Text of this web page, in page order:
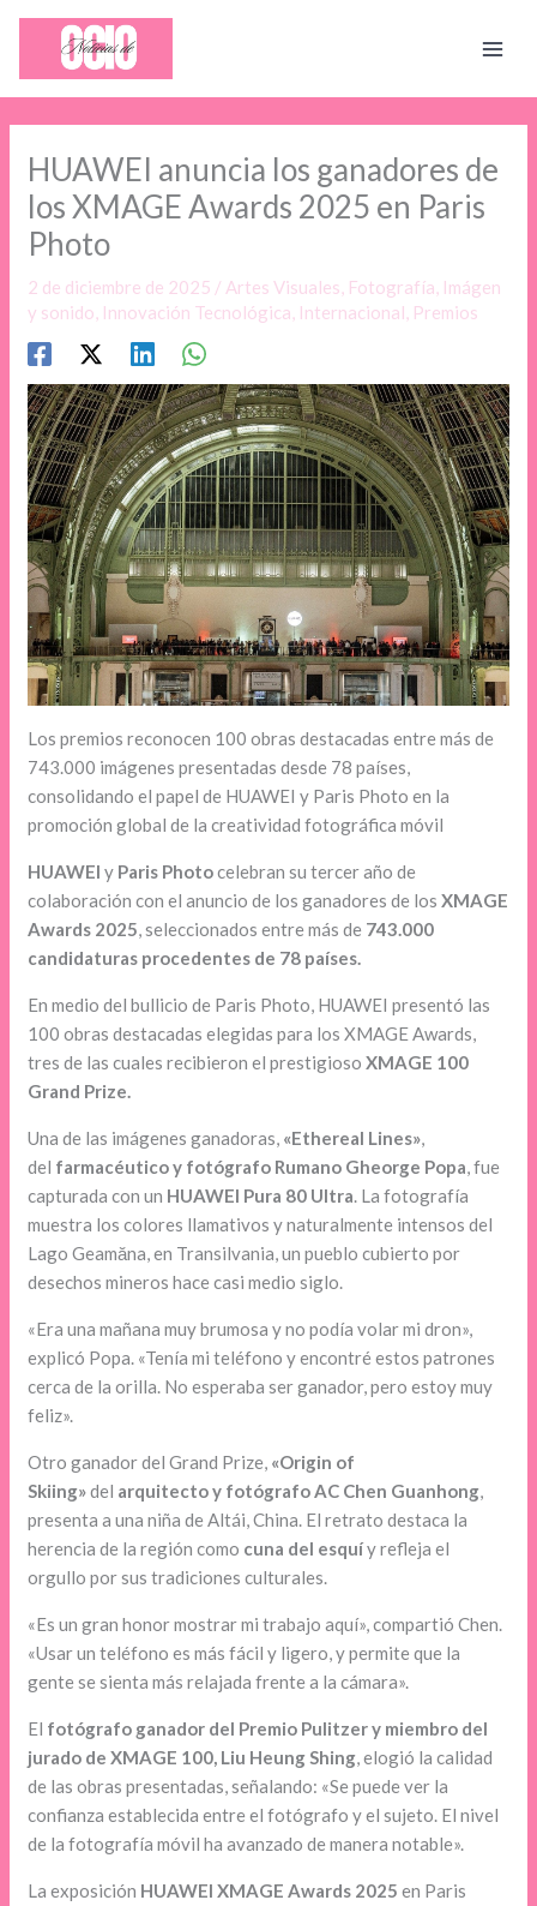
contenido
HUAWEI anuncia los ganadores de
los XMAGE Awards 2025 en Paris
Photo
2 de diciembre de 2025 / Artes Visuales, Fotografía, Imágen
y sonido, Innovación Tecnológica, Internacional, Premios
Los premios reconocen 100 obras destacadas entre más de
743.000 imágenes presentadas desde 78 países,
consolidando el papel de HUAWEI y Paris Photo en la
promoción global de la creatividad fotográfica móvil
HUAWEI y Paris Photocelebran su tercer año de
colaboración con el anuncio de los ganadores de losXMAGE
Awards 2025, seleccionados entre más de 743.000
candidaturas procedentes de 78 países.
En medio del bullicio de Paris Photo, HUAWEI presentó las
100 obras destacadas elegidas para los XMAGE Awards,
tres de las cuales recibieron el prestigiosoXMAGE 100
Grand Prize.
Una de las imágenes ganadoras, «Ethereal Lines»,
del farmacéutico y fotógrafo Rumano Gheorge Popa, fue
capturada con un HUAWEI Pura 80 Ultra. La fotografía
muestra los colores llamativos y naturalmente intensos del
Lago Geamăna, en Transilvania, un pueblo cubierto por
desechos mineros hace casi medio siglo.
«Era una mañana muy brumosa y no podía volar mi dron»,
explicó Popa. «Tenía mi teléfono y encontré estos patrones
cerca de la orilla. No esperaba ser ganador, pero estoy muy
feliz».
Otro ganador del Grand Prize, «Origin of
Skiing»del arquitecto y fotógrafo AC Chen Guanhong,
presenta a una niña de Altái, China. El retrato destaca la
herencia de la región como cuna del esquíy refleja el
orgullo por sus tradiciones culturales.
«Es un gran honor mostrar mi trabajo aquí», compartió Chen.
«Usar un teléfono es más fácil y ligero, y permite que la
gente se sienta más relajada frente a la cámara».
El fotógrafo ganador del Premio Pulitzer y miembro del
jurado de XMAGE 100, Liu Heung Shing, elogió la calidad
de las obras presentadas, señalando: «Se puede ver la
confianza establecida entre el fotógrafo y el sujeto. El nivel
de la fotografía móvil ha avanzado de manera notable».
La exposición HUAWEI XMAGE Awards 2025 en Paris